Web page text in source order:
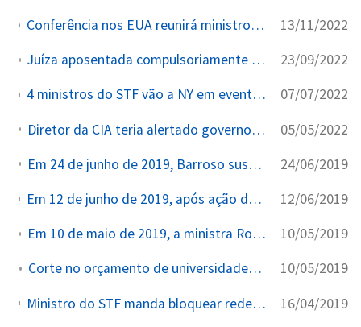
Conferência nos EUA reunirá ministros do STF, Temer e Meirelles Autoridades e empresários debatem o futuro da democracia e da economia no “Lide Brazil Conference – New York” nos 14 e 15 de novembro... 13/11/2022
Juíza aposentada compulsoriamente Ludmila Lins Grilo tem perfil bloqueado por crítica a Moraes e Barroso 23/09/2022
4 ministros do STF vão a NY em evento com Merval Pereira Lide realizará o Brazil Conference em novembro nos EUA; Fux, Moraes, Toffoli e Gilmar estão confirmados... 07/07/2022
Diretor da CIA teria alertado governo Bolsonaro a não questionar eleições no Brasil 05/05/2022
Em 24 de junho de 2019, Barroso suspende MP de Bolsonaro sobre demarcação de terras indígenas. 24/06/2019
Em 12 de junho de 2019, após ação do PT, o STF formou maioria e cancelou a Extinção de Conselhos promovida pelo Governo Bolsonaro. 12/06/2019
Em 10 de maio de 2019, a ministra Rosa Weber deu cinco dias para Bolsonaro explicar o decreto que facilitou o porte de armas. 10/05/2019
Corte no orçamento de universidades será julgado por Plenário do STF. 10/05/2019
Ministro do STF manda bloquear redes sociais de general e outros investigados: 'Subversão da ordem'. Determinação de Alexandre de Moraes leva em conta 'graves ofensas' ao Supremo. 16/04/2019